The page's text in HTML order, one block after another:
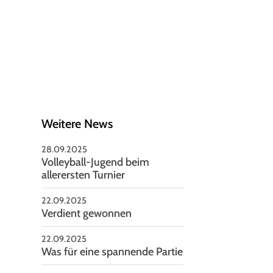
Weitere News
28.09.2025
Volleyball-Jugend beim
allerersten Turnier
22.09.2025
Verdient gewonnen
22.09.2025
Was für eine spannende Partie